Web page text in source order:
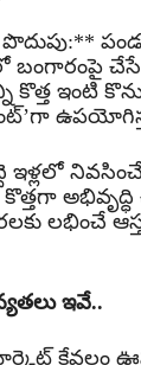
చేసే
కొత్త ఇంటి
ఇళ్లలో
అభివృద్ధి
లభించే
ఇవే..
మార్కెట్